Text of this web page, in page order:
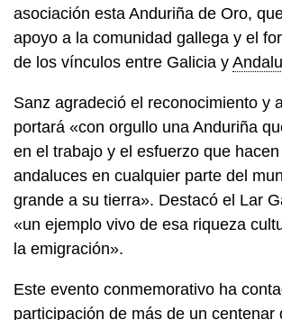
asociación esta Anduriña de Oro,
apoyo a la comunidad gallega y el
de los vínculos entre Galicia y
Sanz agradeció el reconocimiento y
portará «con orgullo una Anduriña
en el trabajo y el esfuerzo que
andaluces en cualquier parte del
grande a su tierra». Destacó el Lar
«un ejemplo vivo de esa riqueza
la emigración».
Este evento conmemorativo ha
participación de más de un centenar